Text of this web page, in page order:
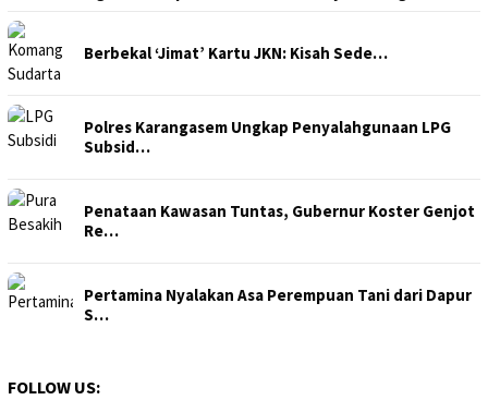
Berbekal ‘Jimat’ Kartu JKN: Kisah Sede…
Polres Karangasem Ungkap Penyalahgunaan LPG
Subsid…
Penataan Kawasan Tuntas, Gubernur Koster Genjot
Re…
Pertamina Nyalakan Asa Perempuan Tani dari Dapur
S…
FOLLOW US: